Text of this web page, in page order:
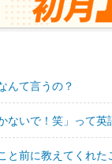
んて言うの？
ないで！笑」って英
と前に教えてくれ